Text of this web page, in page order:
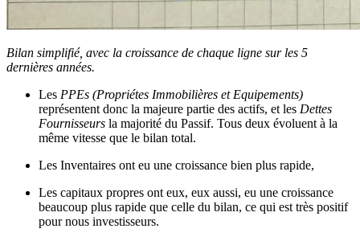
Bilan simplifié, avec la croissance de chaque ligne sur les 5
dernières années.
Les PPEs (Propriétes Immobilières et Equipements)
représentent donc la majeure partie des actifs, et les Dettes
Fournisseurs la majorité du Passif. Tous deux évoluent à la
même vitesse que le bilan total.
Les Inventaires ont eu une croissance bien plus rapide,
Les capitaux propres ont eux, eux aussi, eu une croissance
beaucoup plus rapide que celle du bilan, ce qui est très positif
pour nous investisseurs.